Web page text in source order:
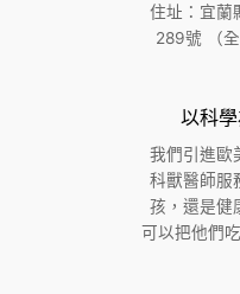
住址：宜蘭
289號 （
以科
我們引進歐
科獸醫師服
孩，還是健
可以把他們